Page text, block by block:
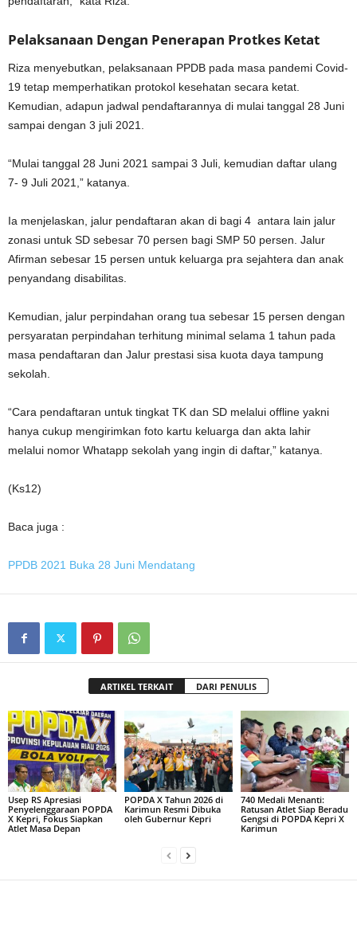
Pelaksanaan Dengan Penerapan Protkes Ketat
Riza menyebutkan, pelaksanaan PPDB pada masa pandemi Covid-
19 tetap memperhatikan protokol kesehatan secara ketat.
Kemudian, adapun jadwal pendaftarannya di mulai tanggal 28 Juni
sampai dengan 3 juli 2021.
“Mulai tanggal 28 Juni 2021 sampai 3 Juli, kemudian daftar ulang
7- 9 Juli 2021,” katanya.
Ia menjelaskan, jalur pendaftaran akan di bagi 4 antara lain jalur
zonasi untuk SD sebesar 70 persen bagi SMP 50 persen. Jalur
Afirman sebesar 15 persen untuk keluarga pra sejahtera dan anak
penyandang disabilitas.
Kemudian, jalur perpindahan orang tua sebesar 15 persen dengan
persyaratan perpindahan terhitung minimal selama 1 tahun pada
masa pendaftaran dan Jalur prestasi sisa kuota daya tampung
sekolah.
“Cara pendaftaran untuk tingkat TK dan SD melalui offline yakni
hanya cukup mengirimkan foto kartu keluarga dan akta lahir
melalui nomor Whatapp sekolah yang ingin di daftar,” katanya.
(Ks12)
Baca juga :
PPDB 2021 Buka 28 Juni Mendatang
ARTIKEL TERKAIT DARI PENULIS
Usep RS Apresiasi
Penyelenggaraan POPDA
X Kepri, Fokus Siapkan
Atlet Masa Depan
POPDA X Tahun 2026 di
Karimun Resmi Dibuka
oleh Gubernur Kepri
740 Medali Menanti:
Ratusan Atlet Siap Beradu
Gengsi di POPDA Kepri X
Karimun